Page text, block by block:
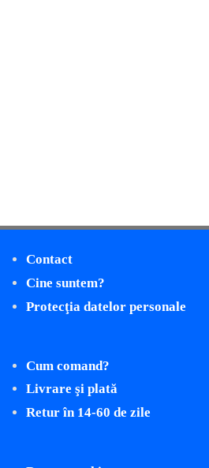
Contact
Cine suntem?
Protecţia datelor personale
Cum comand?
Livrare şi plată
Retur în 14-60 de zile